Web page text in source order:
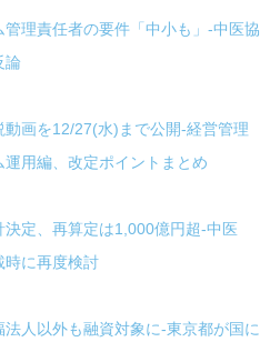
理責任者の要件「中小も」-中医協
論
動画を12/27(水)まで公開-経営管理
用編、改定ポイントまとめ
定、再算定は1,000億円超-中医
時に再度検討
人以外も融資対象に-東京都が国に